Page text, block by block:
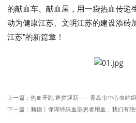
的献血车、献血屋，用一袋热血传递
动为健康江苏、文明江苏的建设添砖
江苏”的新篇章！
上一篇： 热血开跑 逐梦迎新——青岛市中心血站组织献
下一篇： 顺德丨保障特殊血型患者用血，我们有绝